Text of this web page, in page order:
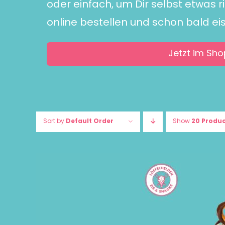
oder einfach, um Dir selbst etwas
online bestellen und schon bald
Jetzt im
Sort by Default Order Show 20